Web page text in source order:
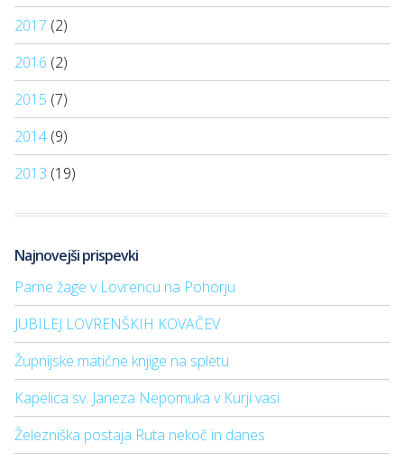
2017 (2)
2016 (2)
2015 (7)
2014 (9)
2013 (19)
Najnovejši prispevki
Parne žage v Lovrencu na Pohorju
JUBILEJ LOVRENŠKIH KOVAČEV
Župnijske matične knjige na spletu
Kapelica sv. Janeza Nepomuka v Kurji vasi
Železniška postaja Ruta nekoč in danes